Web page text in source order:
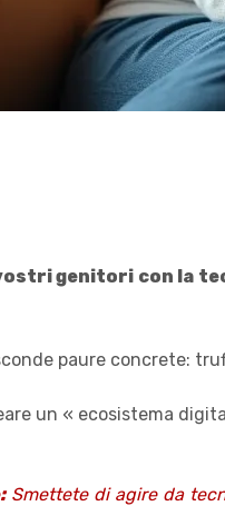
genitori con la
paure concrete:
un « ecosistema
Smettete di agire da